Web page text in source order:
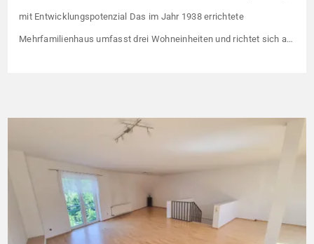
mit Entwicklungspotenzial Das im Jahr 1938 errichtete
Mehrfamilienhaus umfasst drei Wohneinheiten und richtet sich an
Damit liegt das Mietniveau deutlich unter dem ortsüblichen